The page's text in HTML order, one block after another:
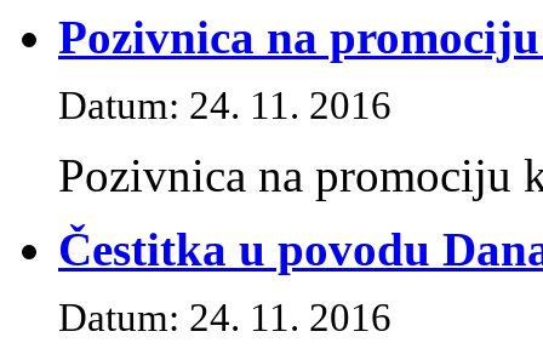
Pozivnica na
Datum: 24. 11. 2016
Pozivnica na promociju
Čestitka u povodu
Datum: 24. 11. 2016